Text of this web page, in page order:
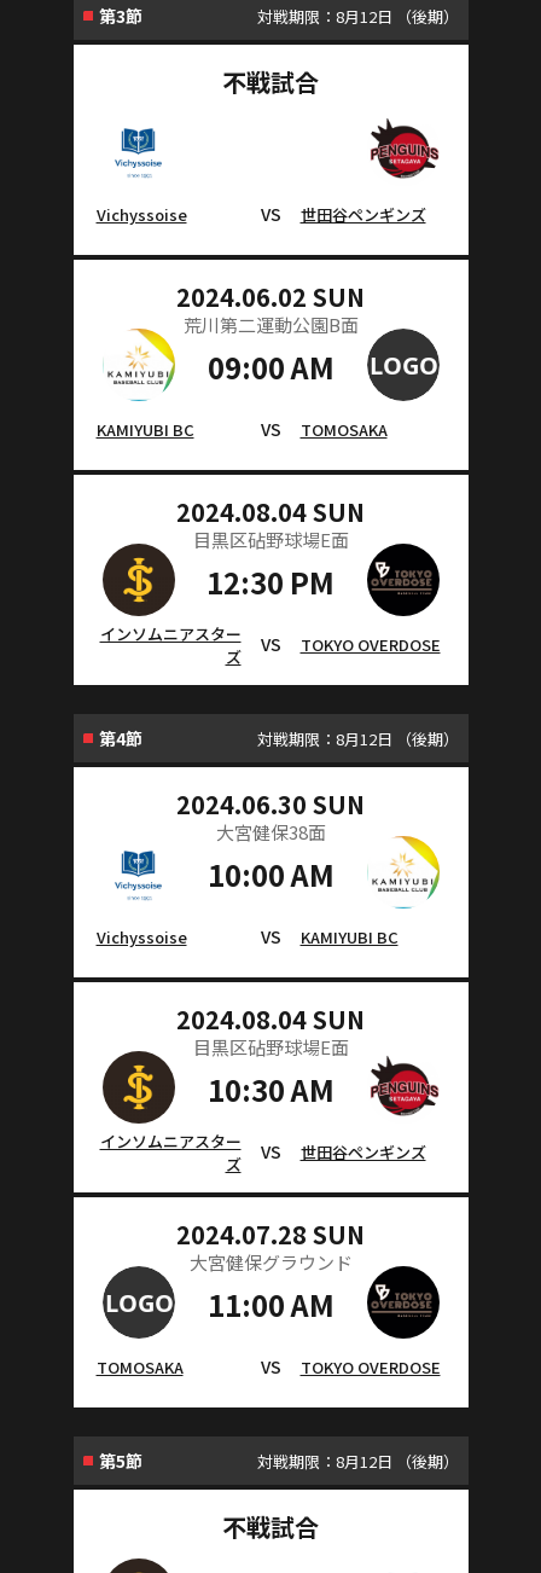
第3節 対戦期限：8月12日 （後期）
不戦試合
Vichyssoise VS 世田谷ペンギンズ
2024.06.02 SUN
09:00 AM
KAMIYUBI BC VS TOMOSAKA
荒川第二運動公園B面
2024.08.04 SUN
12:30 PM
インソムニアスター
ズ
VS TOKYO OVERDOSE
目黒区砧野球場E面
第4節 対戦期限：8月12日 （後期）
2024.06.30 SUN
10:00 AM
Vichyssoise VS KAMIYUBI BC
大宮健保38面
2024.08.04 SUN
10:30 AM
インソムニアスター
ズ
VS 世田谷ペンギンズ
目黒区砧野球場E面
2024.07.28 SUN
11:00 AM
TOMOSAKA VS TOKYO OVERDOSE
大宮健保グラウンド
第5節 対戦期限：8月12日 （後期）
不戦試合